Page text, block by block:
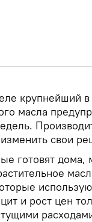
крупнейший
масла
свои
готовят дома,
и рост цен